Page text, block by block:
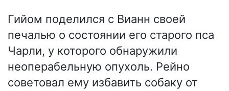
Гийом поделился с Вианн своей
печалью о состоянии его старого пса
Чарли, у которого обнаружили
неоперабельную опухоль. Рейно
советовал ему избавить собаку от